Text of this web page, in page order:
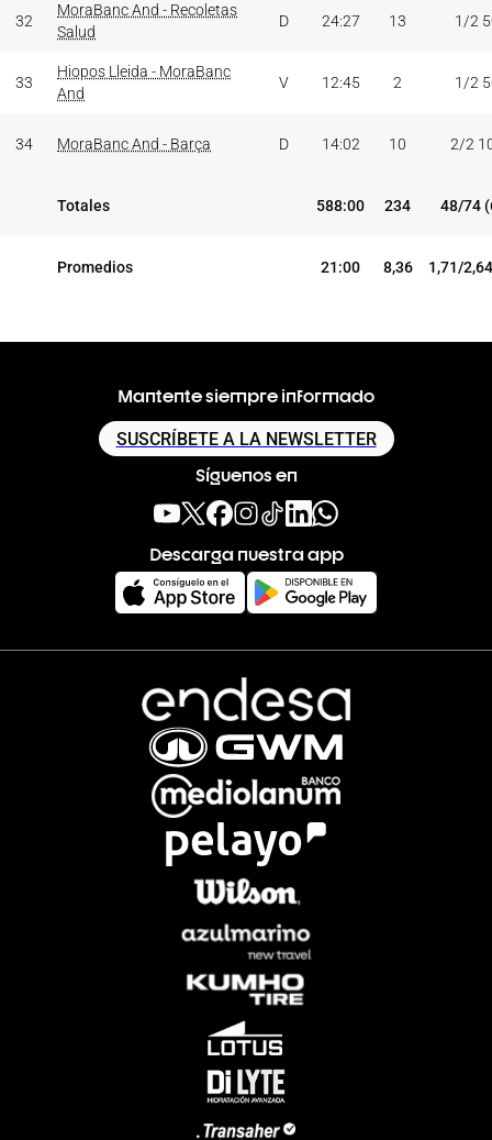
32
MoraBanc And - Recoletas
Salud
D 24:27 13 1/2
33
Hiopos Lleida - MoraBanc
And
V 12:45 2 1/2
34 MoraBanc And - Barça D 14:02 10 2/2
Totales 588:00 234 48/74
Promedios 21:00 8,36 1,71/
Mantente siempre informado
SUSCRÍBETE A LA NEWSLETTER
Síguenos en
Descarga nuestra app